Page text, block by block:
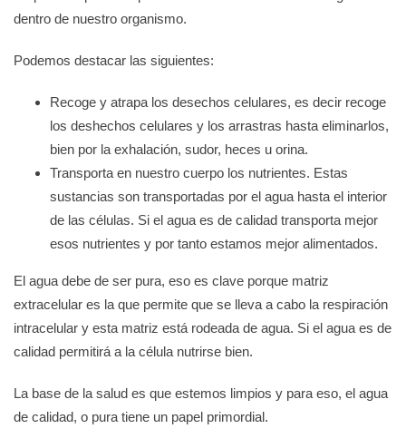
dentro de nuestro organismo.
Podemos destacar las siguientes:
Recoge y atrapa los desechos celulares, es decir recoge
los deshechos celulares y los arrastras hasta eliminarlos,
bien por la exhalación, sudor, heces u orina.
Transporta en nuestro cuerpo los nutrientes. Estas
sustancias son transportadas por el agua hasta el interior
de las células. Si el agua es de calidad transporta mejor
esos nutrientes y por tanto estamos mejor alimentados.
El agua debe de ser pura, eso es clave porque matriz
extracelular es la que permite que se lleva a cabo la respiración
intracelular y esta matriz está rodeada de agua. Si el agua es de
calidad permitirá a la célula nutrirse bien.
La base de la salud es que estemos limpios y para eso, el agua
de calidad, o pura tiene un papel primordial.